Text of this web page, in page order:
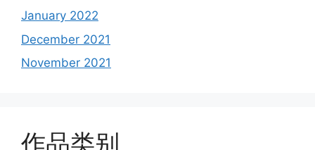
January 2022
December 2021
November 2021
作品类别